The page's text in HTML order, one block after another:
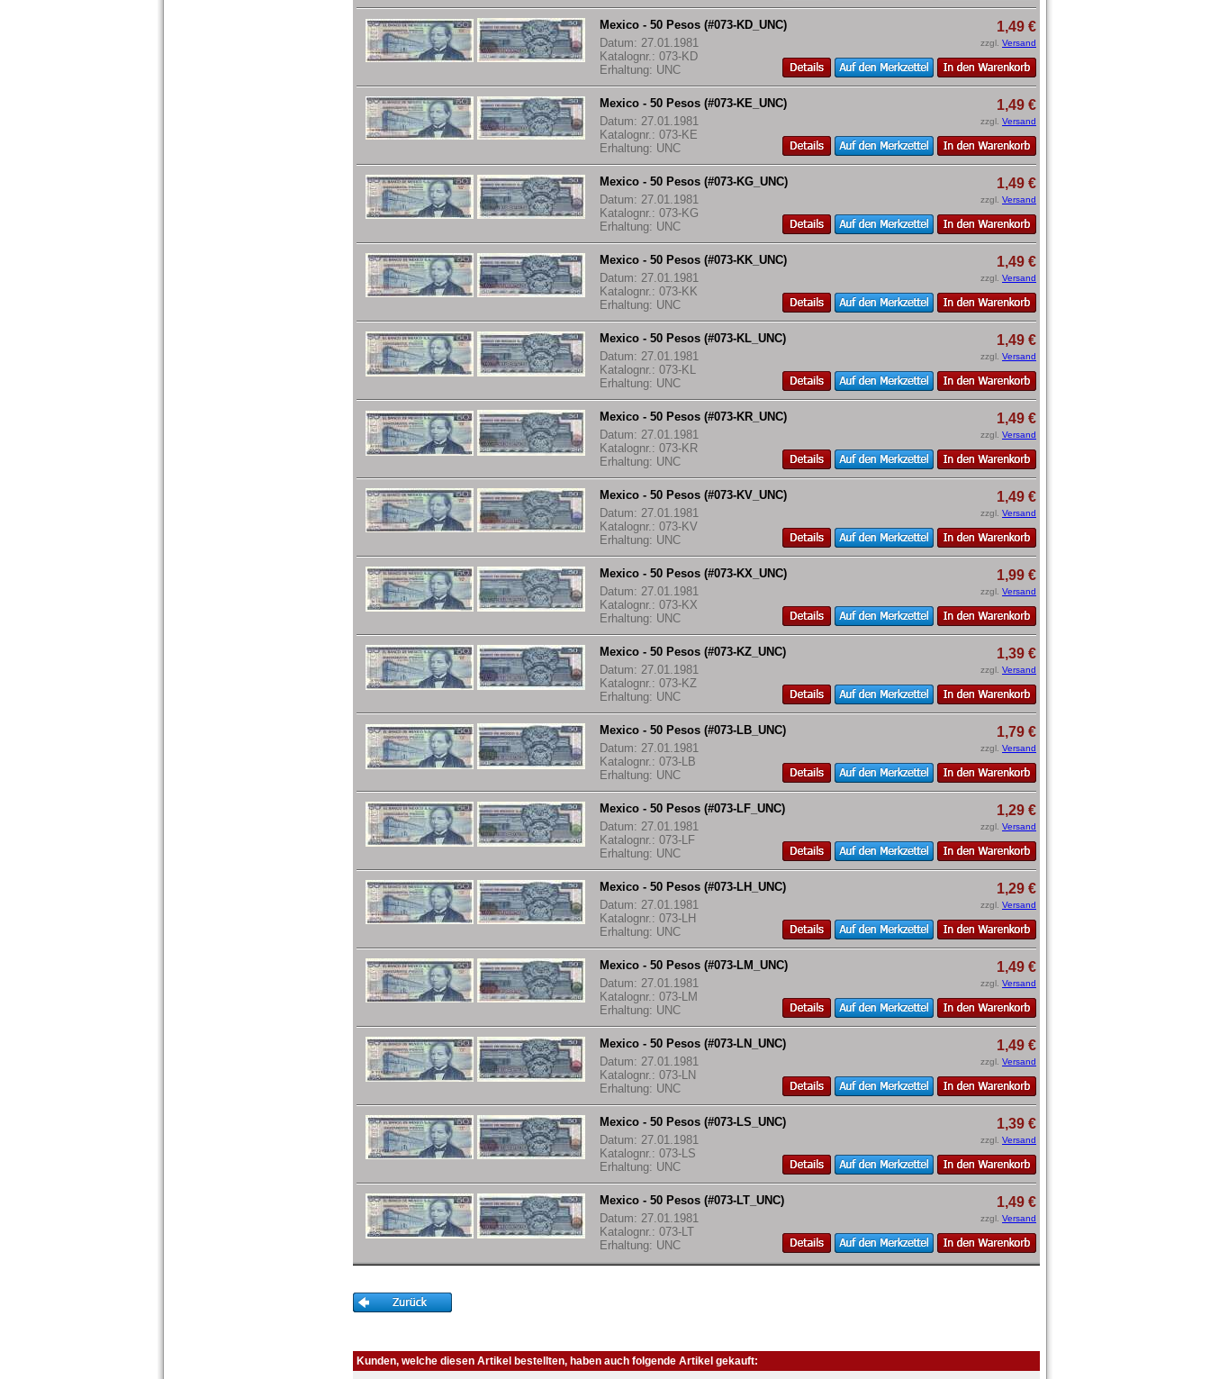
Mexico - 50 Pesos (#073-KD_UNC)
Datum: 27.01.1981
Katalognr.: 073-KD
Erhaltung: UNC
1,49 €
zzgl. Versand
Mexico - 50 Pesos (#073-KE_UNC)
Datum: 27.01.1981
Katalognr.: 073-KE
Erhaltung: UNC
1,49 €
zzgl. Versand
Mexico - 50 Pesos (#073-KG_UNC)
Datum: 27.01.1981
Katalognr.: 073-KG
Erhaltung: UNC
1,49 €
zzgl. Versand
Mexico - 50 Pesos (#073-KK_UNC)
Datum: 27.01.1981
Katalognr.: 073-KK
Erhaltung: UNC
1,49 €
zzgl. Versand
Mexico - 50 Pesos (#073-KL_UNC)
Datum: 27.01.1981
Katalognr.: 073-KL
Erhaltung: UNC
1,49 €
zzgl. Versand
Mexico - 50 Pesos (#073-KR_UNC)
Datum: 27.01.1981
Katalognr.: 073-KR
Erhaltung: UNC
1,49 €
zzgl. Versand
Mexico - 50 Pesos (#073-KV_UNC)
Datum: 27.01.1981
Katalognr.: 073-KV
Erhaltung: UNC
1,49 €
zzgl. Versand
Mexico - 50 Pesos (#073-KX_UNC)
Datum: 27.01.1981
Katalognr.: 073-KX
Erhaltung: UNC
1,99 €
zzgl. Versand
Mexico - 50 Pesos (#073-KZ_UNC)
Datum: 27.01.1981
Katalognr.: 073-KZ
Erhaltung: UNC
1,39 €
zzgl. Versand
Mexico - 50 Pesos (#073-LB_UNC)
Datum: 27.01.1981
Katalognr.: 073-LB
Erhaltung: UNC
1,79 €
zzgl. Versand
Mexico - 50 Pesos (#073-LF_UNC)
Datum: 27.01.1981
Katalognr.: 073-LF
Erhaltung: UNC
1,29 €
zzgl. Versand
Mexico - 50 Pesos (#073-LH_UNC)
Datum: 27.01.1981
Katalognr.: 073-LH
Erhaltung: UNC
1,29 €
zzgl. Versand
Mexico - 50 Pesos (#073-LM_UNC)
Datum: 27.01.1981
Katalognr.: 073-LM
Erhaltung: UNC
1,49 €
zzgl. Versand
Mexico - 50 Pesos (#073-LN_UNC)
Datum: 27.01.1981
Katalognr.: 073-LN
Erhaltung: UNC
1,49 €
zzgl. Versand
Mexico - 50 Pesos (#073-LS_UNC)
Datum: 27.01.1981
Katalognr.: 073-LS
Erhaltung: UNC
1,39 €
zzgl. Versand
Mexico - 50 Pesos (#073-LT_UNC)
Datum: 27.01.1981
Katalognr.: 073-LT
Erhaltung: UNC
1,49 €
zzgl. Versand
Kunden, welche diesen Artikel bestellten, haben auch folgende Artikel gekauft: